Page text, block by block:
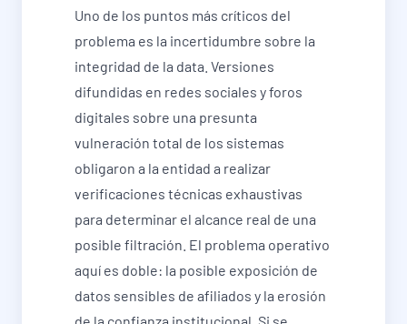
Uno de los puntos más críticos del
problema es la incertidumbre sobre la
integridad de la data. Versiones
difundidas en redes sociales y foros
digitales sobre una presunta
vulneración total de los sistemas
obligaron a la entidad a realizar
verificaciones técnicas exhaustivas
para determinar el alcance real de una
posible filtración. El problema operativo
aquí es doble: la posible exposición de
datos sensibles de afiliados y la erosión